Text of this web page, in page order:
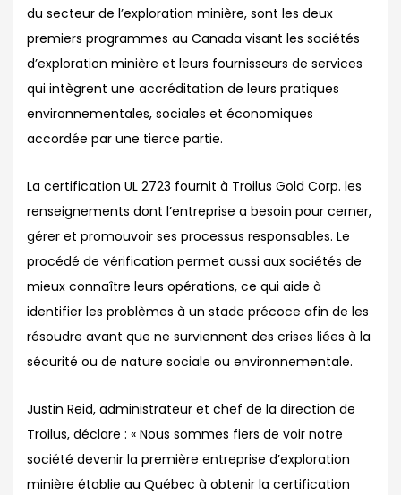
du secteur de l’exploration minière, sont les deux
premiers programmes au Canada visant les sociétés
d’exploration minière et leurs fournisseurs de services
qui intègrent une accréditation de leurs pratiques
environnementales, sociales et économiques
accordée par une tierce partie.
La certification UL 2723 fournit à Troilus Gold Corp. les
renseignements dont l’entreprise a besoin pour cerner,
gérer et promouvoir ses processus responsables. Le
procédé de vérification permet aussi aux sociétés de
mieux connaître leurs opérations, ce qui aide à
identifier les problèmes à un stade précoce afin de les
résoudre avant que ne surviennent des crises liées à la
sécurité ou de nature sociale ou environnementale.
Justin Reid, administrateur et chef de la direction de
Troilus, déclare : « Nous sommes fiers de voir notre
société devenir la première entreprise d’exploration
minière établie au Québec à obtenir la certification